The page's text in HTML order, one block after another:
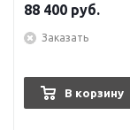
88 400 руб.
Заказать
В корзину